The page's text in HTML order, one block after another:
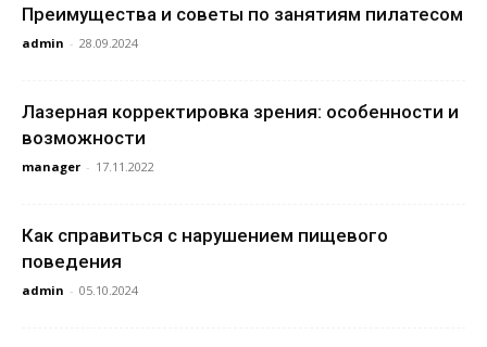
Преимущества и советы по занятиям пилатесом
admin - 28.09.2024
Лазерная корректировка зрения: особенности и
возможности
manager - 17.11.2022
Как справиться с нарушением пищевого
поведения
admin - 05.10.2024